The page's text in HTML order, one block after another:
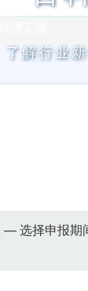
了解行业
选择申报